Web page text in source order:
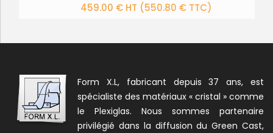
459.00 € HT (550.80 € TTC)
269.00 € HT (322.80 € TTC)
Form X.L, fabricant depuis 37 ans, est
spécialiste des matériaux « cristal » comme
le Plexiglas. Nous sommes partenaire
privilégié dans la diffusion du Green Cast,